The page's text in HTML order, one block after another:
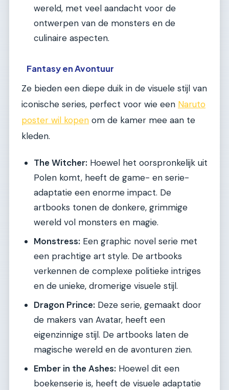
wereld, met veel aandacht voor de
ontwerpen van de monsters en de
culinaire aspecten.
Fantasy en Avontuur
Ze bieden een diepe duik in de visuele stijl van
iconische series, perfect voor wie een Naruto
poster wil kopen om de kamer mee aan te
kleden.
The Witcher: Hoewel het oorspronkelijk uit
Polen komt, heeft de game- en serie-
adaptatie een enorme impact. De
artbooks tonen de donkere, grimmige
wereld vol monsters en magie.
Monstress: Een graphic novel serie met
een prachtige art style. De artbooks
verkennen de complexe politieke intriges
en de unieke, dromerige visuele stijl.
Dragon Prince: Deze serie, gemaakt door
de makers van Avatar, heeft een
eigenzinnige stijl. De artbooks laten de
magische wereld en de avonturen zien.
Ember in the Ashes: Hoewel dit een
boekenserie is, heeft de visuele adaptatie